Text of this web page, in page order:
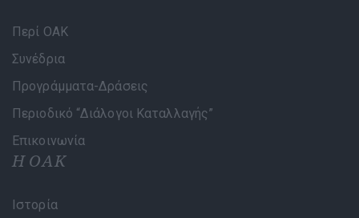
Περί ΟΑΚ
Συνέδρια
Προγράμματα-Δράσεις
Περιοδικό “Διάλογοι Καταλλαγής”
Επικοινωνία
Η ΟΑΚ
Ιστορία